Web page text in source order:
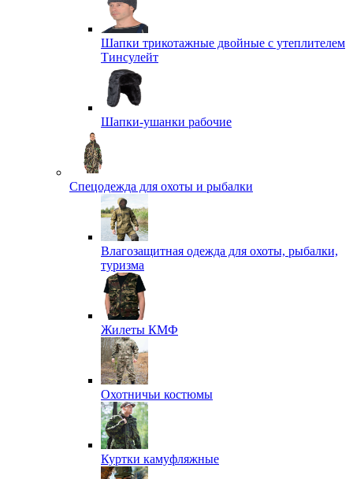
Шапки трикотажные двойные с утеплителем
Тинсулейт
Шапки-ушанки рабочие
Спецодежда для охоты и рыбалки
Влагозащитная одежда для охоты, рыбалки,
туризма
Жилеты КМФ
Охотничьи костюмы
Куртки камуфляжные